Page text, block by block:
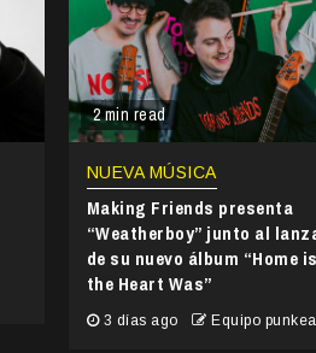
2 min read
NUEVA MÚSICA
Making Friends presenta
“Weatherboy” junto al
de su nuevo álbum “Home
the Heart Was”
3 días ago Equipo